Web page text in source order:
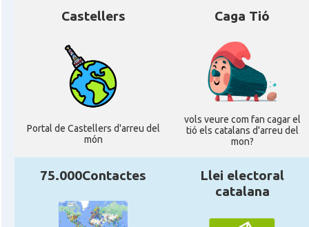
Castellers
Portal de Castellers d'arreu del
món
Caga Tió
vols veure com fan cagar el
tió els catalans d'arreu del
mon?
75.000Contactes
Llei electoral
catalana